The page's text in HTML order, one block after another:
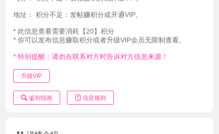
地址： 积分不足：发帖赚积分或开通VIP。
* 此信息查看需要消耗【20】积分
* 你可以发布信息赚取积分或者升级VIP会员无限制查看。
* 特别提醒：请勿在联系对方时告诉对方信息来源！
升级VIP
鉴别指南 信息规则